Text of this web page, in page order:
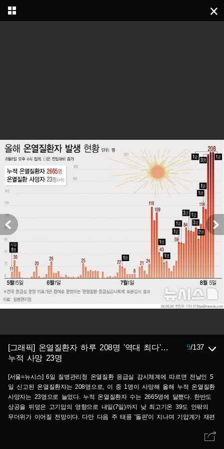
[그래픽] 온열질환자 하루 208명 '역대 최다'…
누적 사망 23명
9/137
[서울=뉴시스] 6일 질병관리청 온열질환 응급실 감시체계에 따르면 전날인 5
일 신고된 온열질환자는 208명으로, 이 중 1명이 사망해 올해 누적 온열질환
사망자는 23명으로 늘었다. 누적 온열질환자 수는 2665명에 달했다. 한반도
상공을 뒤덮은 고기압의 영향으로 내일(7일)까지 낮 최고기온 39도 안팎의
무더위가 이어질 전망이다. 다만 다음 주 태풍 '돌핀'이 지나며 기압계가 재편